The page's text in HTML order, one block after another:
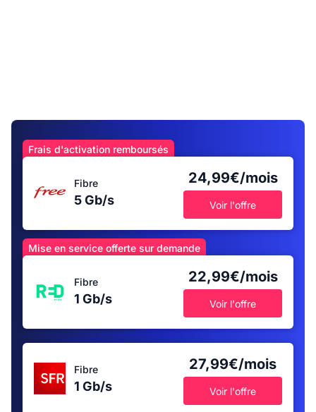
Frais d'activation remboursés
Fibre
5 Gb/s
24,99€/mois
Voir l'offre
Mise en service offerte sur demande
Fibre
1 Gb/s
22,99€/mois
Voir l'offre
Fibre
1 Gb/s
27,99€/mois
Voir l'offre